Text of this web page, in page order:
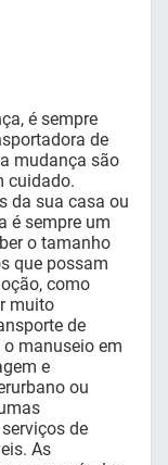
é sempre
de
mudança são
cuidado.
da sua casa ou
é sempre um
o tamanho
que possam
como
muito
de
manuseio em
e
ou
de
As